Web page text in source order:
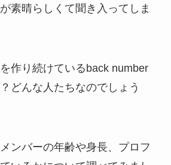
素晴らしくて聞き入ってしま
作り続けているback number
どんな人たちなのでしょう
ンバーの年齢や身長、プロフ